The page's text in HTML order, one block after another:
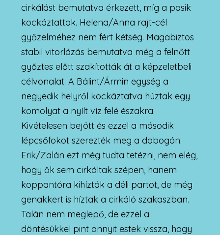
cirkálást bemutatva érkezett, míg a pasik
kockáztattak. Helena/Anna rajt-cél
győzelméhez nem fért kétség. Magabiztos
stabil vitorlázás bemutatva még a felnőtt
győztes előtt szakították át a képzeletbeli
célvonalat. A Bálint/Ármin egység a
negyedik helyről kockáztatva húztak egy
komolyat a nyílt víz felé északra.
Kivételesen bejött és ezzel a második
lépcsőfokot szerezték meg a dobogón.
Erik/Zalán ezt még tudta tetézni, nem elég,
hogy ők sem cirkáltak szépen, hanem
koppantóra kihízták a déli partot, de még
genakkert is híztak a cirkáló szakaszban.
Talán nem meglepő, de ezzel a
döntésükkel pint annyit estek vissza, hogy